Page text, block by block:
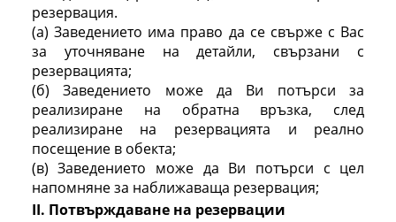
резервация.
(а) Заведението има право да се свърже с Вас
за уточняване на детайли, свързани с
резервацията;
(б) Заведението може да Ви потърси за
реализиране на обратна връзка, след
реализиране на резервацията и реално
посещение в обекта;
(в) Заведението може да Ви потърси с цел
напомняне за наближаваща резервация;
II. Потвърждаване на резервации